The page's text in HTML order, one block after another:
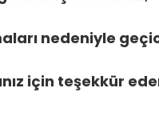
nedeniyle
için teşekkür